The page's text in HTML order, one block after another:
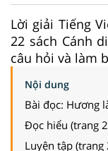
Lời giải Tiếng
22 sách Cánh
câu hỏi và làm
Nội dung
Bài đọc: Hương
Đọc hiểu (trang
Luyện tập (trang